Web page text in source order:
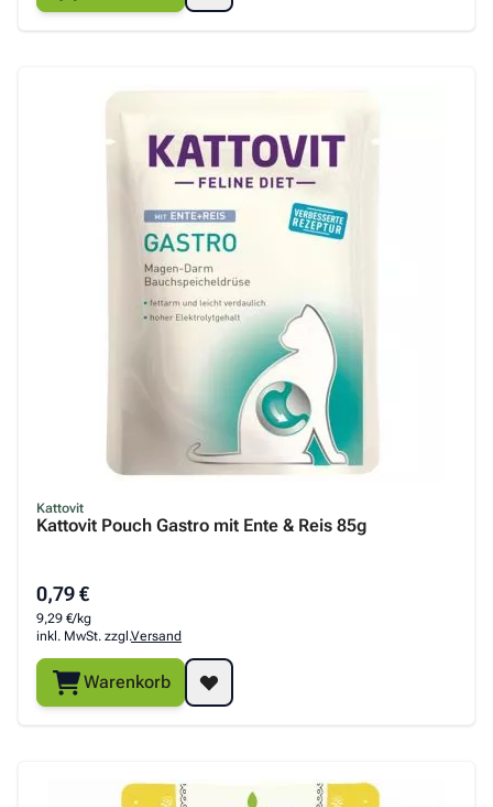
Kattovit
Kattovit Pouch Gastro mit Ente & Reis 85g
0,79 €
9,29 €/kg
inkl. MwSt. zzgl.Versand
Warenkorb